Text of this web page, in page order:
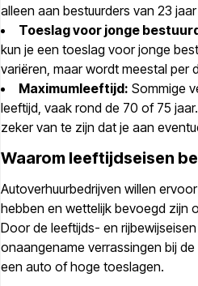
alleen aan bestuurders van 23
Toeslag voor jonge
kun je een toeslag voor jonge
variëren, maar wordt meestal per
Maximumleeftijd: Sommige
leeftijd, vaak rond de 70 of 75
zeker van te zijn dat je aan
Waarom leeftijdseisen
Autoverhuurbedrijven willen
hebben en wettelijk bevoegd zijn
Door de leeftijds- en
onaangename verrassingen bij
een auto of hoge toeslagen.